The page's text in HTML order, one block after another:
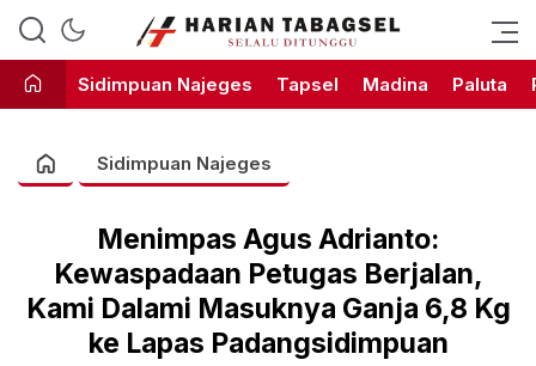
Harian Tabagsel
Harian Tabagsel Official Website
Sidimpuan Najeges
Tapsel Madina Paluta
Sidimpuan Najeges
Menimpas Agus Adrianto:
Kewaspadaan Petugas Berjalan,
Kami Dalami Masuknya Ganja 6,8 Kg
ke Lapas Padangsidimpuan